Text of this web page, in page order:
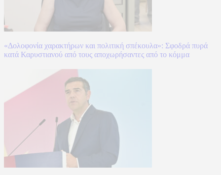
«Δολοφονία χαρακτήρων και πολιτική σπέκουλα»: Σφοδρά πυρά
κατά Καρυστιανού από τους αποχωρήσαντες από το κόμμα